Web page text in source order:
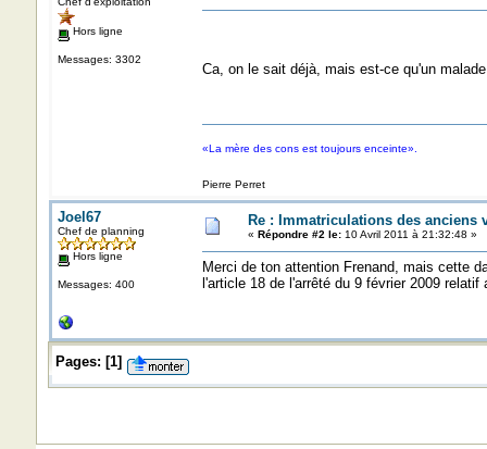
Hors ligne
Messages: 3302
Ca, on le sait déjà, mais est-ce qu'un
«La mère des cons est toujours enceinte».
Pierre Perret
Joel67
Chef de planning
Hors ligne
Messages: 400
Re : Immatriculations des anciens
« Répondre #2 le:10 Avril 2011 à 21:32:48 »
Merci de ton attention Frenand, mais cette
l'article 18 de l'arrêté du 9 février 2009
Pages: [1]